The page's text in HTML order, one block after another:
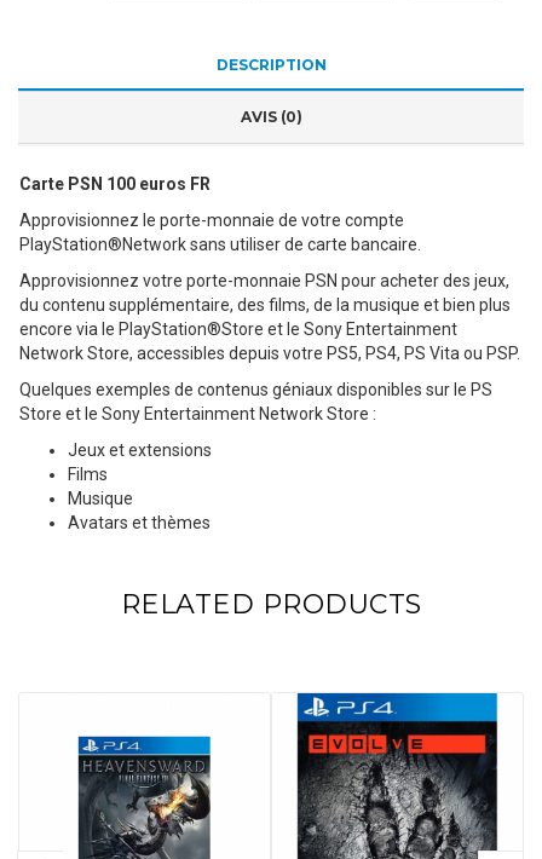
DESCRIPTION
AVIS (0)
Carte PSN 100 euros FR
Approvisionnez le porte-monnaie de votre compte
PlayStation®Network sans utiliser de carte bancaire.
Approvisionnez votre porte-monnaie PSN pour acheter des jeux,
du contenu supplémentaire, des films, de la musique et bien plus
encore via le PlayStation®Store et le Sony Entertainment
Network Store, accessibles depuis votre PS5, PS4, PS Vita ou PSP.
Quelques exemples de contenus géniaux disponibles sur le PS
Store et le Sony Entertainment Network Store :
Jeux et extensions
Films
Musique
Avatars et thèmes
RELATED PRODUCTS